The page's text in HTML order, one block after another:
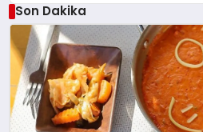
Son Dakika